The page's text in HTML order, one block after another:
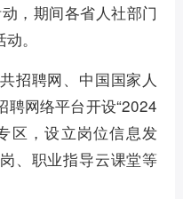
，期间各省人社部门
。
招聘网、中国国家人
聘网络平台开设“2024
区，设立岗位信息发
、职业指导云课堂等